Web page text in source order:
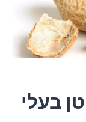
בעלי